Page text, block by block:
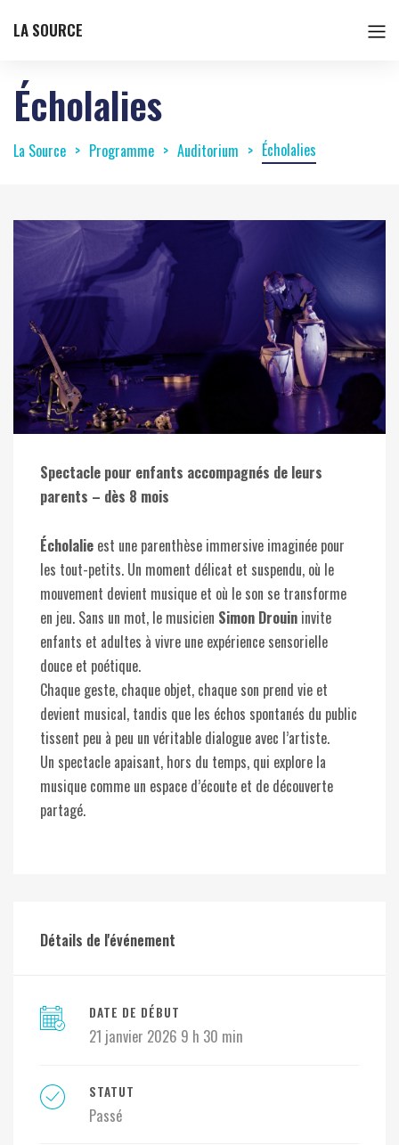
LA SOURCE
Écholalies
La Source Programme Auditorium Écholalies
Spectacle pour enfants accompagnés de leurs
parents – dès 8 mois
Écholalie est une parenthèse immersive imaginée pour
les tout-petits. Un moment délicat et suspendu, où le
mouvement devient musique et où le son se transforme
en jeu. Sans un mot, le musicien Simon Drouin invite
enfants et adultes à vivre une expérience sensorielle
douce et poétique.
Chaque geste, chaque objet, chaque son prend vie et
devient musical, tandis que les échos spontanés du public
tissent peu à peu un véritable dialogue avec l’artiste.
Un spectacle apaisant, hors du temps, qui explore la
musique comme un espace d’écoute et de découverte
partagé.
Détails de l'événement
DATE DE DÉBUT
21 janvier 2026 9 h 30 min
STATUT
Passé